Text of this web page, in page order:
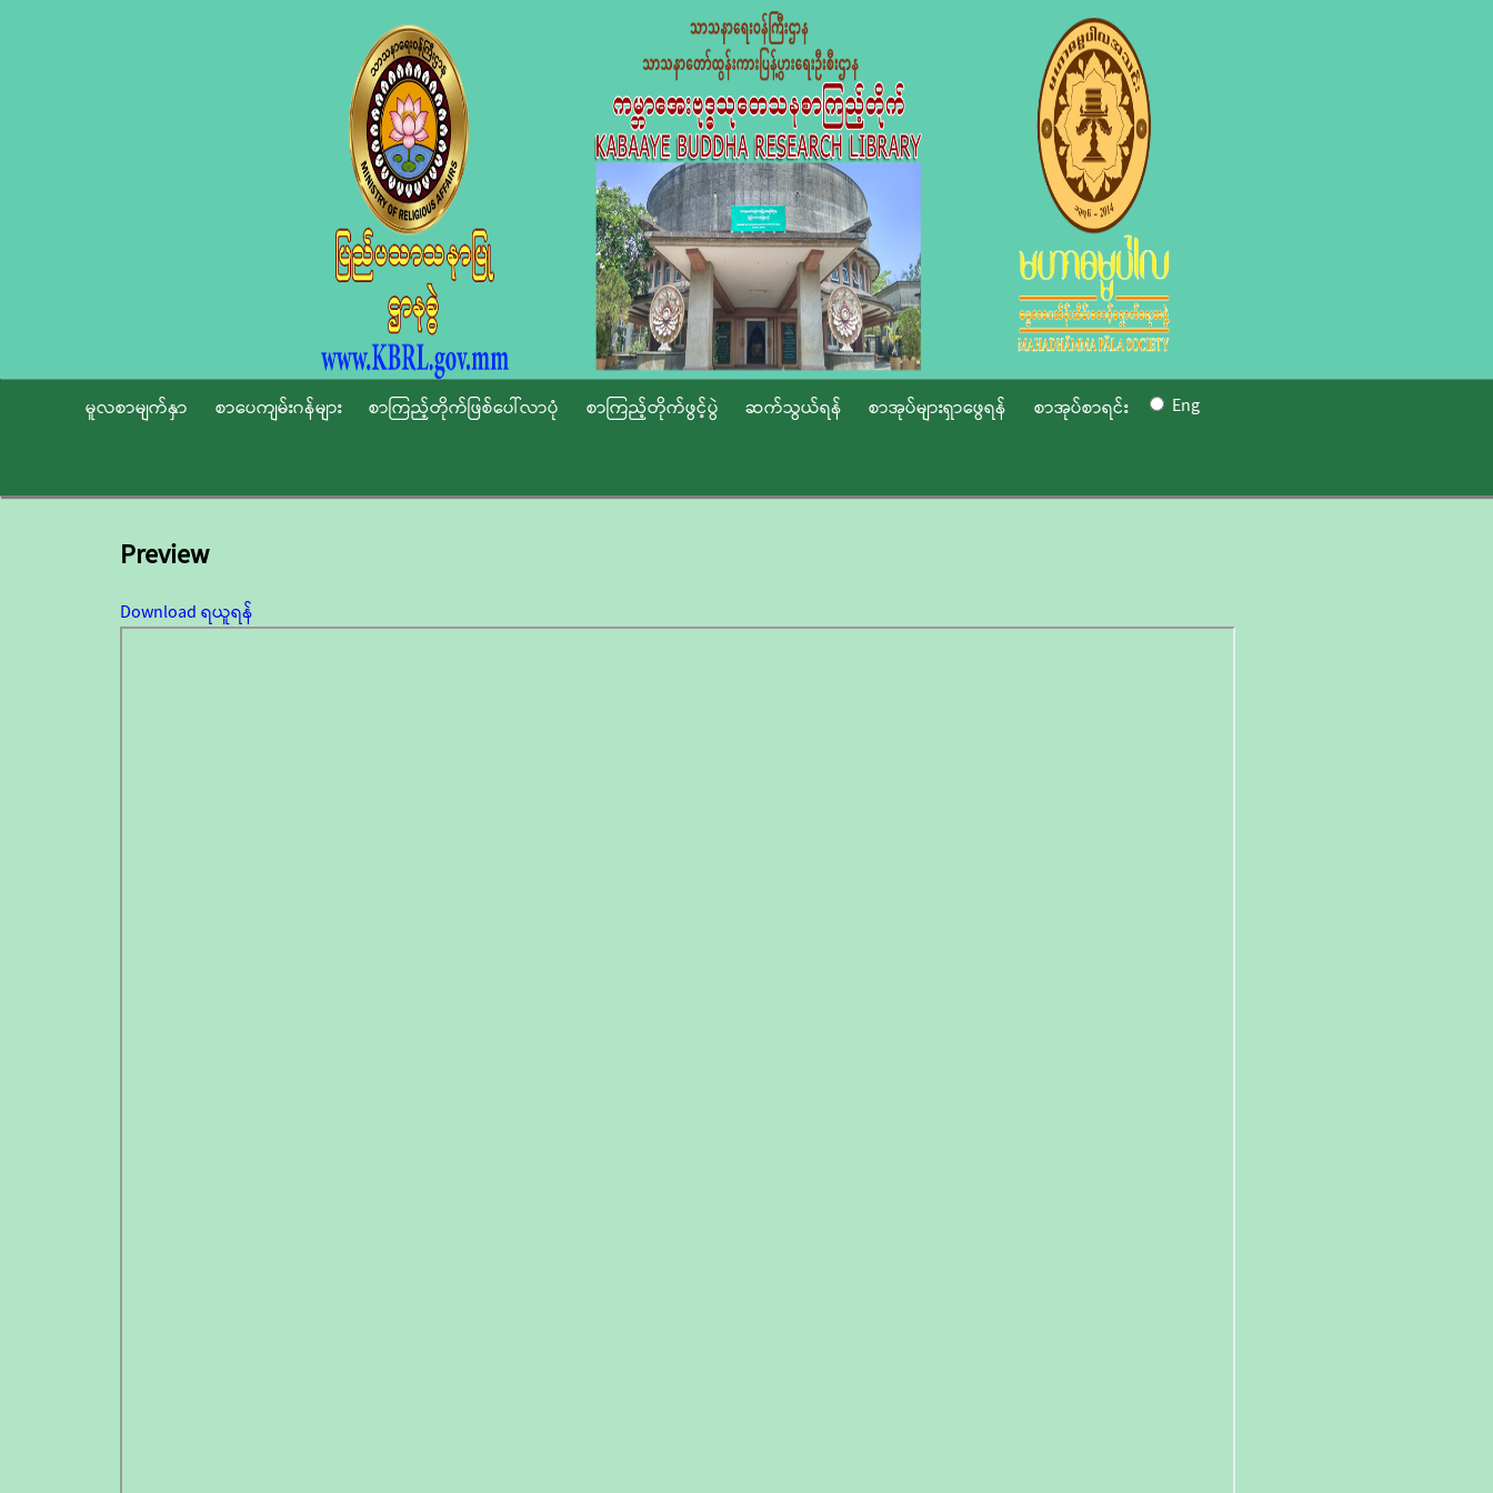
မူလစာမျက်နှာ စာပေကျမ်းဂန်များ စာကြည့်တိုက်ဖြစ်ပေါ်လာပုံ စာကြည့်တိုက်ဖွင့်ပွဲ ဆက်သွယ်ရန် စာအုပ်များရှာဖွေရန် စာအုပ်စာရင်း Eng
Preview
Download ရယူရန်